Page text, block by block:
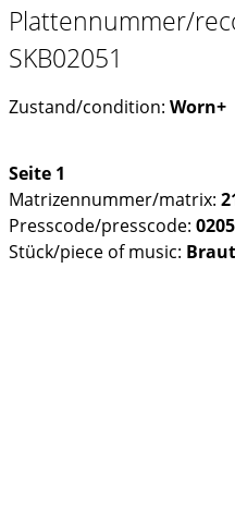
Plattennummer/
SKB02051
Zustand/condition: Worn+
Seite 1
Matrizennummer/matrix:
Presscode/presscode:
Stück/piece of music: